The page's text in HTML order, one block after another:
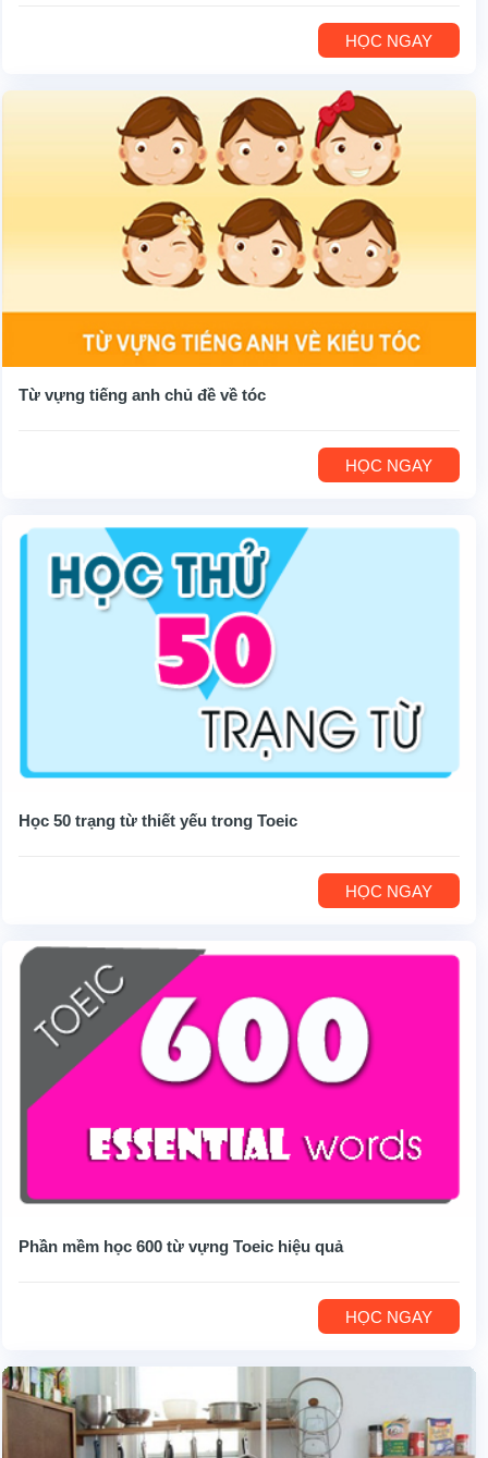
HỌC NGAY
Từ vựng tiếng anh chủ đề về tóc
HỌC NGAY
Học 50 trạng từ thiết yếu trong Toeic
HỌC NGAY
Phần mềm học 600 từ vựng Toeic hiệu quả
HỌC NGAY